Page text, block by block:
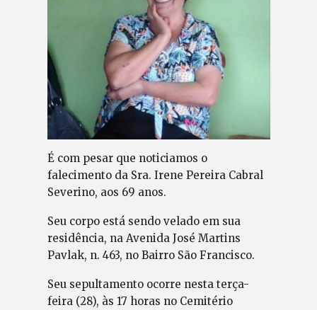
É com pesar que noticiamos o
falecimento da Sra. Irene Pereira Cabral
Severino, aos 69 anos.
Seu corpo está sendo velado em sua
residência, na Avenida José Martins
Pavlak, n. 463, no Bairro São Francisco.
Seu sepultamento ocorre nesta terça-
feira (28), às 17 horas no Cemitério